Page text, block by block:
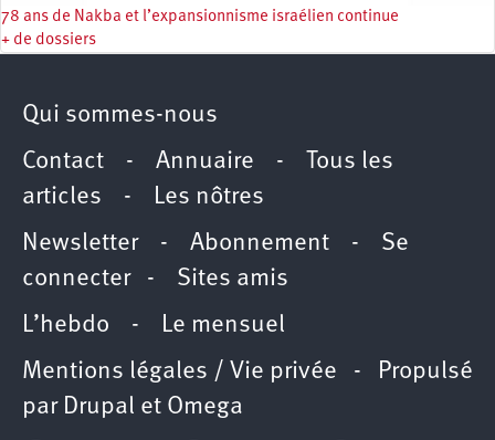
78 ans de Nakba et l’expansionnisme israélien continue
+ de dossiers
Qui sommes-nous
Contact - Annuaire -
Tous les
articles - Les nôtres
Newsletter- Abonnement - Se
connecter- Sites amis
L’hebdo - Le mensuel
Mentions légales / Vie privée - Propulsé
par Drupal et Omega